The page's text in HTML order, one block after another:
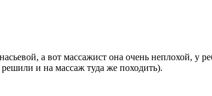
а вот массажист она очень неплохой, у
и на массаж туда же походить).